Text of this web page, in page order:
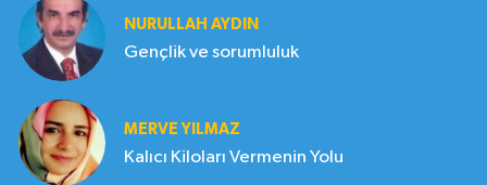
NURULLAH AYDIN
Gençlik ve sorumluluk
MERVE YILMAZ
Kalıcı Kiloları Vermenin Yolu